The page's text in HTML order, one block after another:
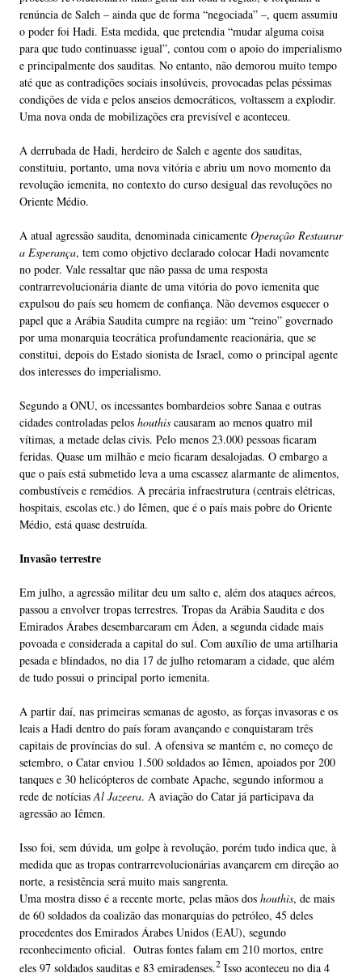
renúncia de Saleh – ainda que de forma “negociada” –, quem assumiu
o poder foi Hadi. Esta medida, que pretendia “mudar alguma coisa
para que tudo continuasse igual”, contou com o apoio do imperialismo
e principalmente dos sauditas. No entanto, não demorou muito tempo
até que as contradições sociais insolúveis, provocadas pelas péssimas
condições de vida e pelos anseios democráticos, voltassem a explodir.
Uma nova onda de mobilizações era previsível e aconteceu.
A derrubada de Hadi, herdeiro de Saleh e agente dos sauditas,
constituiu, portanto, uma nova vitória e abriu um novo momento da
revolução iemenita, no contexto do curso desigual das revoluções no
Oriente Médio.
A atual agressão saudita, denominada cinicamente Operação Restaurar
a Esperança, tem como objetivo declarado colocar Hadi novamente
no poder. Vale ressaltar que não passa de uma resposta
contrarrevolucionária diante de uma vitória do povo iemenita que
expulsou do país seu homem de confiança. Não devemos esquecer o
papel que a Arábia Saudita cumpre na região: um “reino” governado
por uma monarquia teocrática profundamente reacionária, que se
constitui, depois do Estado sionista de Israel, como o principal agente
dos interesses do imperialismo.
Segundo a ONU, os incessantes bombardeios sobre Sanaa e outras
cidades controladas pelos houthis causaram ao menos quatro mil
vítimas, a metade delas civis. Pelo menos 23.000 pessoas ficaram
feridas. Quase um milhão e meio ficaram desalojadas. O embargo a
que o país está submetido leva a uma escassez alarmante de alimentos,
combustíveis e remédios. A precária infraestrutura (centrais elétricas,
hospitais, escolas etc.) do Iêmen, que é o país mais pobre do Oriente
Médio, está quase destruída.
Invasão terrestre
Em julho, a agressão militar deu um salto e, além dos ataques aéreos,
passou a envolver tropas terrestres. Tropas da Arábia Saudita e dos
Emirados Árabes desembarcaram em Áden, a segunda cidade mais
povoada e considerada a capital do sul. Com auxílio de uma artilharia
pesada e blindados, no dia 17 de julho retomaram a cidade, que além
de tudo possui o principal porto iemenita.
A partir daí, nas primeiras semanas de agosto, as forças invasoras e os
leais a Hadi dentro do país foram avançando e conquistaram três
capitais de províncias do sul. A ofensiva se mantém e, no começo de
setembro, o Catar enviou 1.500 soldados ao Iêmen, apoiados por 200
tanques e 30 helicópteros de combate Apache, segundo informou a
rede de notícias Al Jazeera. A aviação do Catar já participava da
agressão ao Iêmen.
Isso foi, sem dúvida, um golpe à revolução, porém tudo indica que, à
medida que as tropas contrarrevolucionárias avançarem em direção ao
norte, a resistência será muito mais sangrenta.
Uma mostra disso é a recente morte, pelas mãos dos houthis, de mais
de 60 soldados da coalizão das monarquias do petróleo, 45 deles
procedentes dos Emirados Árabes Unidos (EAU), segundo
reconhecimento oficial. Outras fontes falam em 210 mortos, entre
eles 97 soldados sauditas e 83 emiradenses.2 Isso aconteceu no dia 4